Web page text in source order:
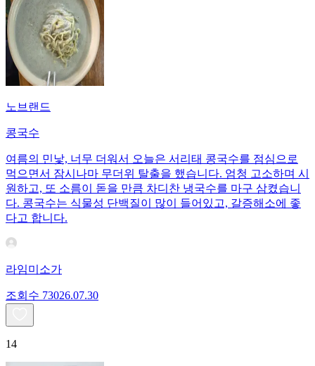
노브랜드
콩국수
여름의 민낯, 너무 더워서 오늘은 서리태 콩국수를 점심으로
먹으면서 잠시나마 무더위 탈출을 했습니다. 엄청 고소하며 시
원하고, 또 소름이 돋을 만큼 차디찬 냉국수를 마구 삼켰습니
다. 콩국수는 식물성 단백질이 많이 들어있고, 갈증해소에 좋
다고 합니다.
라임미소가
조회수 73026.07.30
14